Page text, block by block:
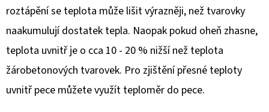
roztápění se teplota může lišit výrazněji, než tvarovky
naakumulují dostatek tepla. Naopak pokud oheň zhasne,
teplota uvnitř je o cca 10 - 20 % nižší než teplota
žárobetonových tvarovek. Pro zjištění přesné teploty
uvnitř pece můžete využít teploměr do pece.